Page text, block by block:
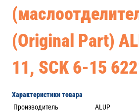
(Original Part)
11, SCK 6-15
Характеристики товара
Производитель
ALUP